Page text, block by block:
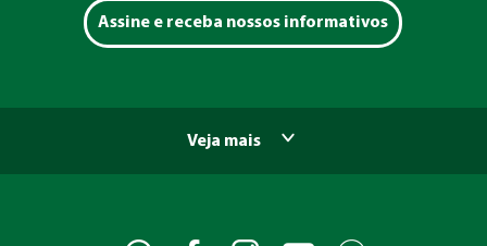
Assine e receba nossos informativos
Veja mais